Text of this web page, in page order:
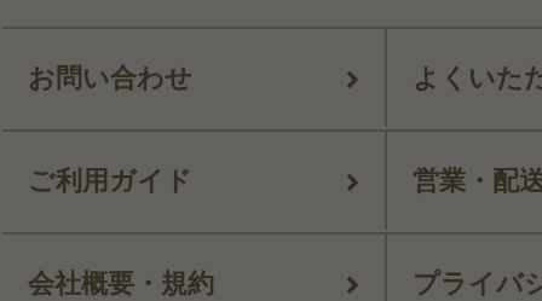
お問い合わせ よくいた
ご利用ガイド 営業・配
会社概要・規約 プライバ